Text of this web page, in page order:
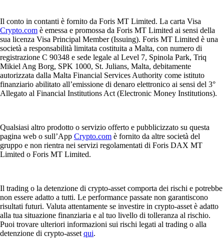
Il conto in contanti è fornito da Foris MT Limited. La carta Visa
Crypto.com è emessa e promossa da Foris MT Limited ai sensi della
sua licenza Visa Principal Member (Issuing). Foris MT Limited è una
società a responsabilità limitata costituita a Malta, con numero di
registrazione C 90348 e sede legale al Level 7, Spinola Park, Triq
Mikiel Ang Borg, SPK 1000, St. Julians, Malta, debitamente
autorizzata dalla Malta Financial Services Authority come istituto
finanziario abilitato all’emissione di denaro elettronico ai sensi del 3°
Allegato al Financial Institutions Act (Electronic Money Institutions).
Qualsiasi altro prodotto o servizio offerto e pubblicizzato su questa
pagina web o sull’App Crypto.com è fornito da altre società del
gruppo e non rientra nei servizi regolamentati di Foris DAX MT
Limited o Foris MT Limited.
Il trading o la detenzione di crypto-asset comporta dei rischi e potrebbe
non essere adatto a tutti. Le performance passate non garantiscono
risultati futuri. Valuta attentamente se investire in crypto-asset è adatto
alla tua situazione finanziaria e al tuo livello di tolleranza al rischio.
Puoi trovare ulteriori informazioni sui rischi legati al trading o alla
detenzione di crypto-asset qui.